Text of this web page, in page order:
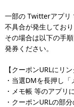
一部の Twitterアプリ
不具合が発生しており
その場合は以下の手
発券ください。
【クーポンURLにリ
・当選DMを長押し
・メモ帳 等のアプリ
・クーポンURLの部